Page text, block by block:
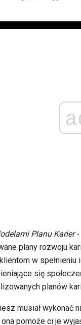
Planu Karier -
plany rozwoju
w spełnieniu
się
planów
musiał wykonać
pomoże ci je